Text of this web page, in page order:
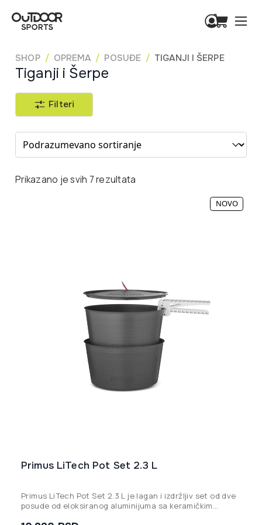
SHOP OPREMA POSUĐE TIGANJI I ŠERPE
Tiganji i Šerpe
Filteri
Sort content
Prikazano je svih 7 rezultata
Primus LiTech Pot Set 2.3 L
Primus LiTech Pot Set 2.3 L je lagan i izdržljiv set od dve
posude od eloksiranog aluminijuma sa keramičkim
NOVO